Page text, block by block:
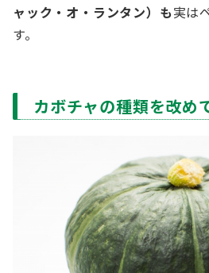
ャック・オ・ランタン）も実は
す。
カボチャの種類を改め